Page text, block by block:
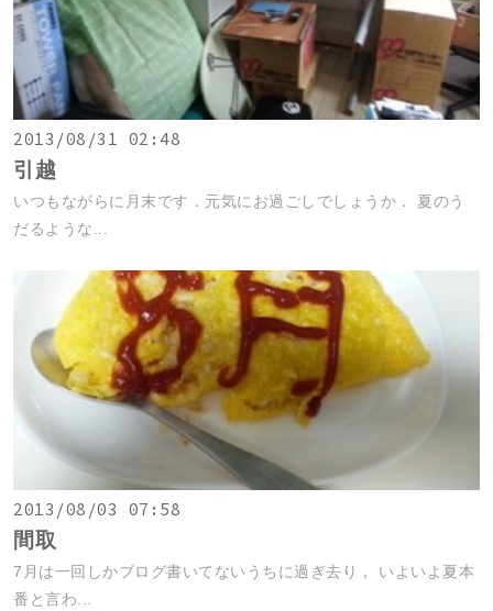
2013/08/31 02:48
引越
いつもながらに月末です．元気にお過ごしでしょうか． 夏のう
だるような...
2013/08/03 07:58
間取
7月は一回しかブログ書いてないうちに過ぎ去り， いよいよ夏本
番と言わ...